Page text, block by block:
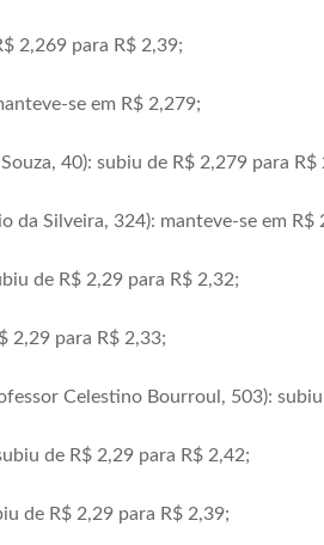
2,269 para R$ 2,39;
se em R$ 2,279;
40): subiu de R$ 2,279 para R$
da Silveira, 324): manteve-se em R$
de R$ 2,29 para R$ 2,32;
2,29 para R$ 2,33;
Celestino Bourroul, 503):
de R$ 2,29 para R$ 2,42;
de R$ 2,29 para R$ 2,39;